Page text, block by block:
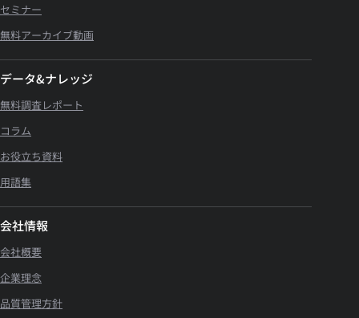
セミナー
無料アーカイブ動画
データ&ナレッジ
無料調査レポート
コラム
お役立ち資料
用語集
会社情報
会社概要
企業理念
品質管理方針